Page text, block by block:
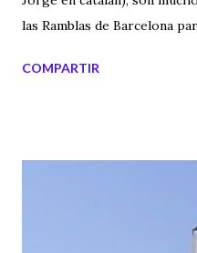
las Ramblas de Barcelona
interesados podéis visitar
COMPARTIR